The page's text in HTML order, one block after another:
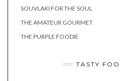
SOUVLAKI FOR THE SOUL
THE AMATEUR GOURMET
THE PURPLE FOODIE
TASTY